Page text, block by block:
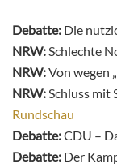
Debatte: Die
NRW: Schlechte
NRW:Von wegen
NRW: Schluss mit
Rundschau
Debatte:CDU –
Debatte: Der